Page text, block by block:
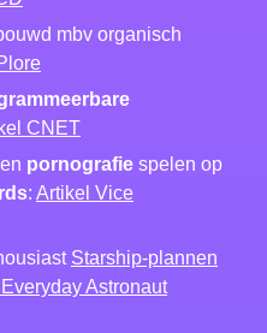
mbv organisch
CNET
pornografie spelen op
: Artikel Vice
Starship-plannen
Everyday Astronaut